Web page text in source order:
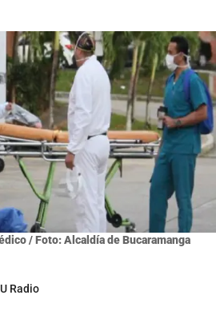
/ Foto: Alcaldía de Bucaramanga
Radio